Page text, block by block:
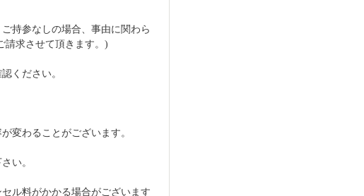
持参なしの場合、事由に関わら
請求させて頂きます。)
ください。
変わることがございます。
い。
ル料がかかる場合がございます